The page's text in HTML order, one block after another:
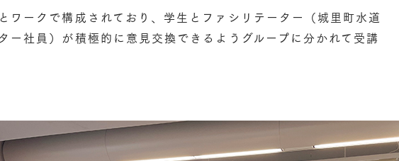
ワークで構成されており、学生とファシリテーター（城里町水道
ー社員）が積極的に意見交換できるようグループに分かれて受講